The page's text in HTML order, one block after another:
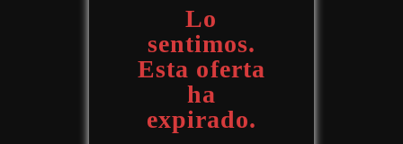
Lo
sentimos.
Esta oferta
ha
expirado.